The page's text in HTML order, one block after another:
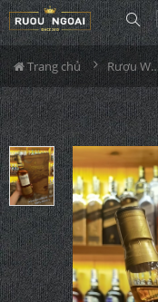
Trang chủ Rượu Whisky